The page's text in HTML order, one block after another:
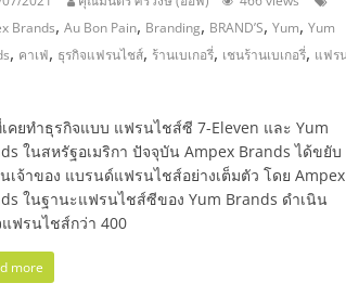
ส์
ย
Brands, Au Bon Pain, Branding, BRAND’S, Yum, Yum
, คาเฟ่, ธุรกิจแฟรนไชส์, ร้านเบเกอรี่, เชนร้านเบเกอรี่, แฟร
คยทำธุรกิจแบบ แฟรนไชส์ซี 7-Eleven และ Yum
ในสหรัฐอเมริกา ปัจจุบัน Ampex Brands ได้ขยับ
เจ้าของ แบรนด์แฟรนไชส์อย่างเต็มตัว โดย Ampex
ในฐานะแฟรนไชส์ซีของ Yum Brands ดำเนิน
ฟรนไชส์กว่า 400
more